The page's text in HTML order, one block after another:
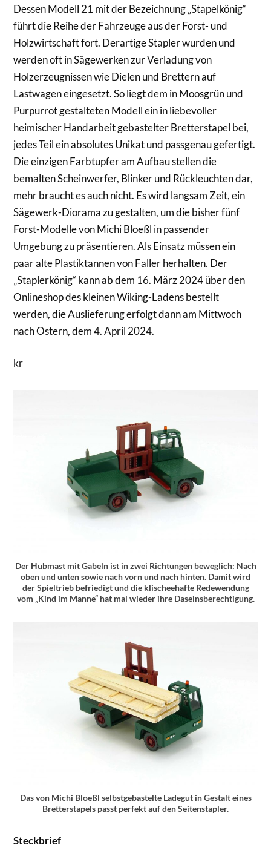
Dessen Modell 21 mit der Bezeichnung „Stapelkönig“
führt die Reihe der Fahrzeuge aus der Forst- und
Holzwirtschaft fort. Derartige Stapler wurden und
werden oft in Sägewerken zur Verladung von
Holzerzeugnissen wie Dielen und Brettern auf
Lastwagen eingesetzt. So liegt dem in Moosgrün und
Purpurrot gestalteten Modell ein in liebevoller
heimischer Handarbeit gebastelter Bretterstapel bei,
jedes Teil ein absolutes Unikat und passgenau gefertigt.
Die einzigen Farbtupfer am Aufbau stellen die
bemalten Scheinwerfer, Blinker und Rückleuchten dar,
mehr braucht es auch nicht. Es wird langsam Zeit, ein
Sägewerk-Diorama zu gestalten, um die bisher fünf
Forst-Modelle von Michi Bloeßl in passender
Umgebung zu präsentieren. Als Einsatz müssen ein
paar alte Plastiktannen von Faller herhalten. Der
„Staplerkönig“ kann ab dem 16. März 2024 über den
Onlineshop des kleinen Wiking-Ladens bestellt
werden, die Auslieferung erfolgt dann am Mittwoch
nach Ostern, dem 4. April 2024.
kr
Der Hubmast mit Gabeln ist in zwei Richtungen beweglich: Nach
oben und unten sowie nach vorn und nach hinten. Damit wird
der Spieltrieb befriedigt und die klischeehafte Redewendung
vom „Kind im Manne“ hat mal wieder ihre Daseinsberechtigung.
Das von Michi Bloeßl selbstgebastelte Ladegut in Gestalt eines
Bretterstapels passt perfekt auf den Seitenstapler.
Steckbrief